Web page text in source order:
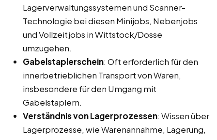
Lagerverwaltungssystemen und Scanner-
Technologie bei diesen Minijobs, Nebenjobs
und Vollzeitjobs in Wittstock/Dosse
umzugehen.
Gabelstaplerschein: Oft erforderlich für den
innerbetrieblichen Transport von Waren,
insbesondere für den Umgang mit
Gabelstaplern.
Verständnis von Lagerprozessen: Wissen über
Lagerprozesse, wie Warenannahme, Lagerung,